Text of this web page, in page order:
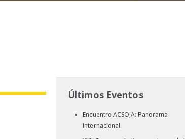
Últimos Eventos
Encuentro ACSOJA: Panorama
Internacional.